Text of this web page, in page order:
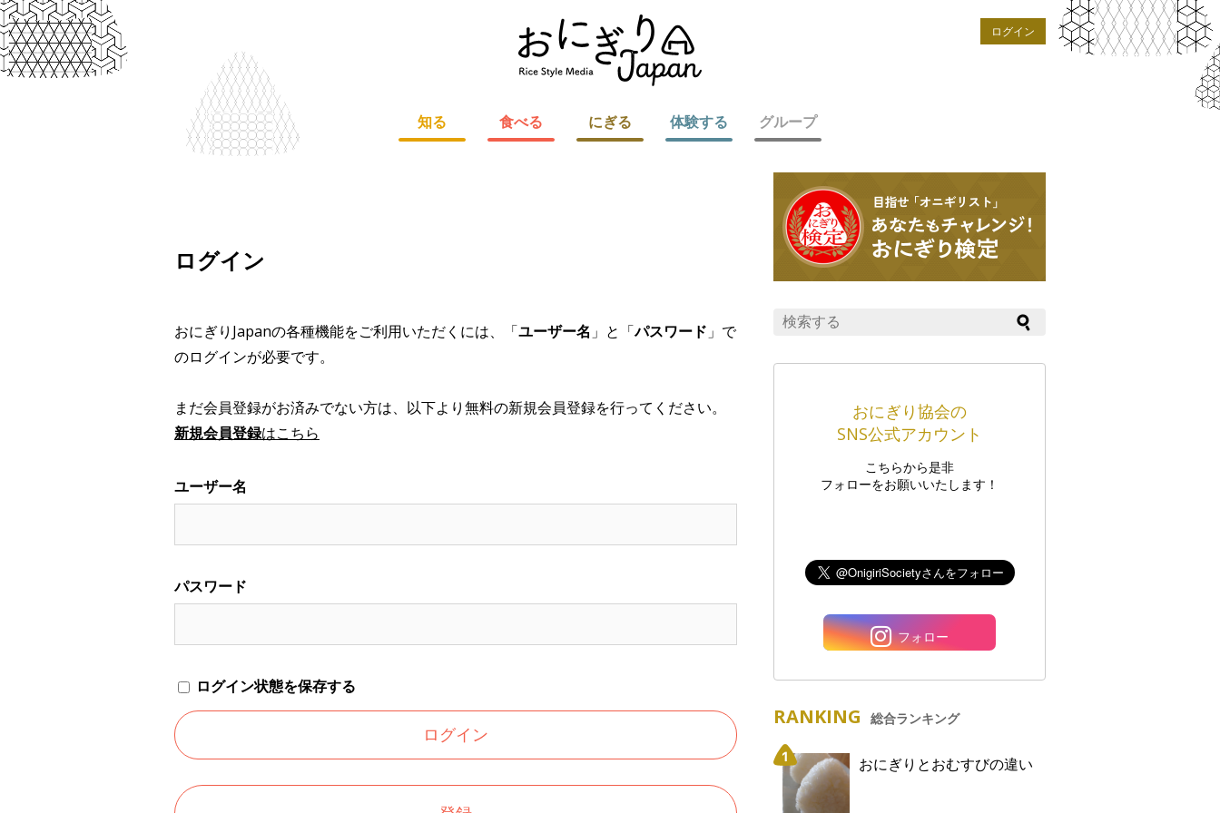
ログイン
知る 食べる にぎる 体験する グループ
ログイン
おにぎりJapanの各種機能をご利用いただくには、「ユーザー名 」と「パスワード 」で
のログインが必要です。
まだ会員登録がお済みでない方は、以下より無料の新規会員登録を行ってください。
新規会員登録はこちら
ユーザー名
パスワード
ログイン状態を保存する
おにぎり協会の
SNS公式アカウント
こちらから是非
フォローをお願いいたします！
フォロー
RANKING 総合ランキング
おにぎりとおむすびの違い